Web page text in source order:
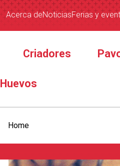
Acerca deNoticiasFerias y
Criadores
Huevos
Home